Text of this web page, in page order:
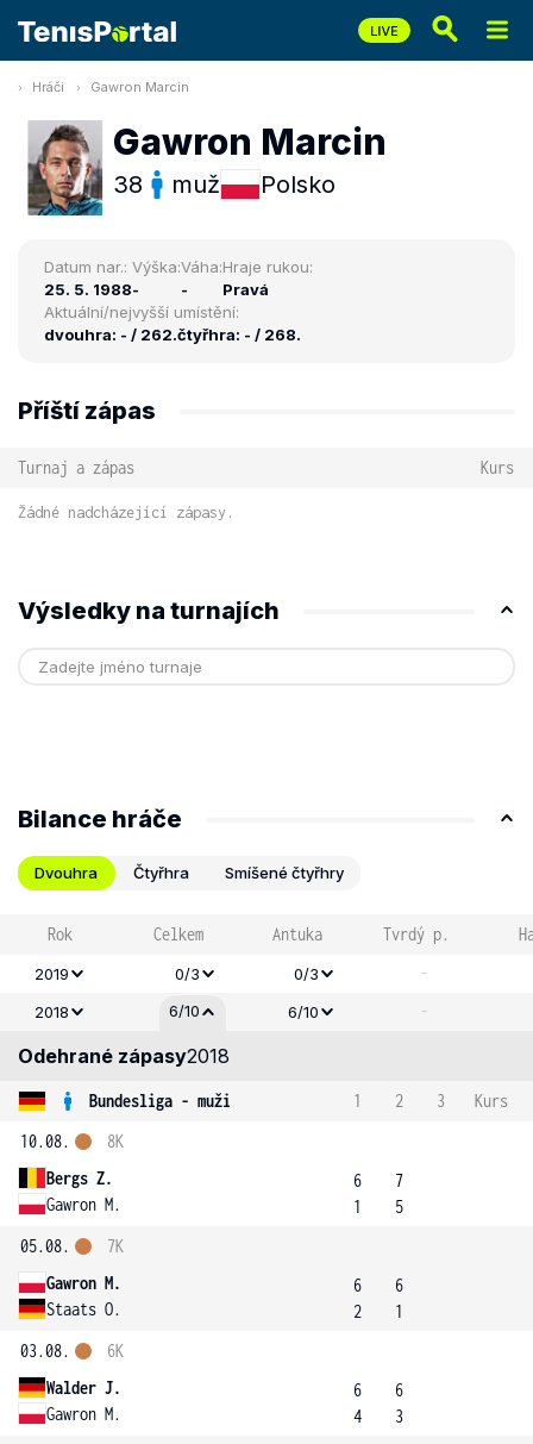
Hráči Gawron Marcin
Gawron Marcin
38 muž Polsko
Datum nar.:
25. 5. 1988
Výška:
-
Váha:
-
Hraje rukou:
Pravá
Aktuální/nejvyšší umístění:
dvouhra: - / 262.čtyřhra: - / 268.
Příští zápas
Turnaj a zápas Kurs
Žádné nadcházející zápasy.
Výsledky na turnajích
Bilance hráče
Dvouhra Čtyřhra Smíšené čtyřhry
Rok Celkem Antuka Tvrdý p.
2019 0/3 0/3 -
2018 6/10 6/10 -
Odehrané zápasy2018
Bundesliga - muži 1 2 3
Kurs
10.08.
Bergs Z.
Gawron M.
8K
6
1
7
5
05.08.
Gawron M.
Staats O.
7K
6
2
6
1
03.08.
Walder J.
Gawron M.
6K
6
4
6
3